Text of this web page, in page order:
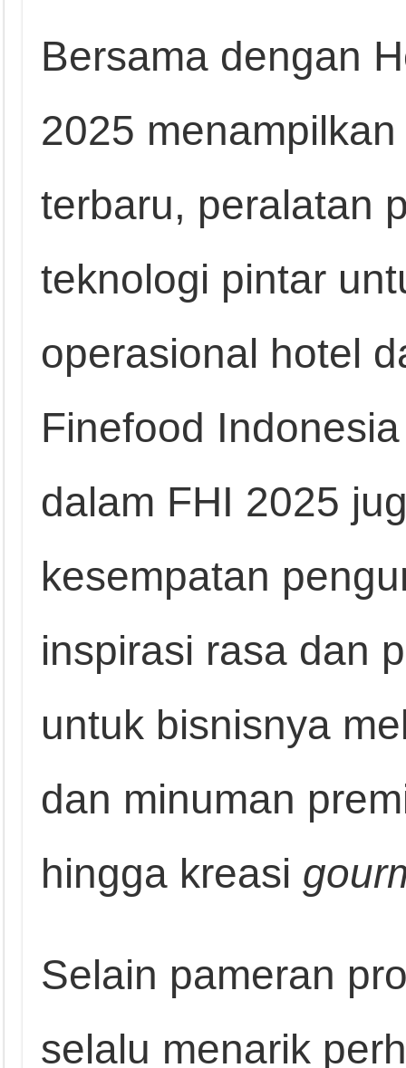
Bersama dengan
2025
terbaru, peralatan
teknologi pintar
operasional hotel
Finefood
dalam FHI 2025
kesempatan
inspirasi rasa dan
untuk bisnisnya
dan minuman
hingga kreasi
Selain pameran
selalu menarik